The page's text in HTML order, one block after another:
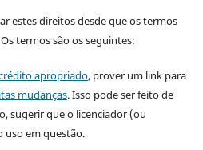
estes direitos desde que os termos
termos são os seguintes:
apropriado, prover um link para
mudanças. Isso pode ser feito de
sugerir que o licenciador (ou
uso em questão.